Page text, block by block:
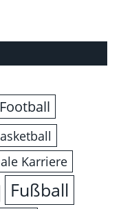
Karriere
Fußball